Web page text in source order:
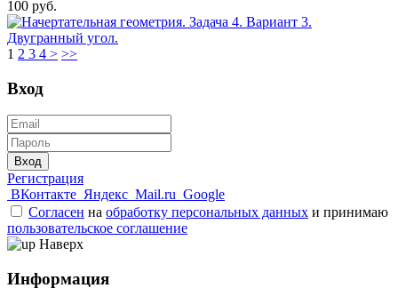
100 руб.
1 2 3 4 > >>
Вход
Вход
Регистрация
ВКонтакте Яндекс Mail.ru Google
Согласен на обработку персональных данных и принимаю
пользовательское соглашение
Наверх
Информация